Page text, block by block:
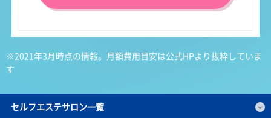
※2021年3月時点の情報。月額費用目安は公式HPより抜粋していま
す
セルフエステサロン一覧